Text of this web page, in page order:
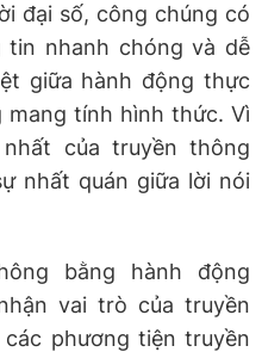
đại số, công chúng có
nhanh chóng và dễ
giữa hành động thực
tính hình thức. Vì
của truyền thông
nhất quán giữa lời nói
bằng hành động
vai trò của truyền
phương tiện truyền